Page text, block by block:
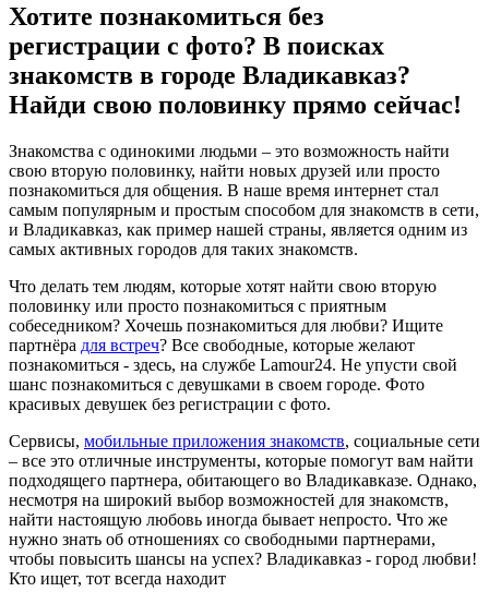
Хотите познакомиться без
регистрации с фото? В поисках
знакомств в городе Владикавказ?
Найди свою половинку прямо сейчас!
Знакомства с одинокими людьми – это возможность найти
свою вторую половинку, найти новых друзей или просто
познакомиться для общения. В наше время интернет стал
самым популярным и простым способом для знакомств в сети,
и Владикавказ, как пример нашей страны, является одним из
самых активных городов для таких знакомств.
Что делать тем людям, которые хотят найти свою вторую
половинку или просто познакомиться с приятным
собеседником? Хочешь познакомиться для любви? Ищите
партнёра для встреч? Все свободные, которые желают
познакомиться - здесь, на службе Lamour24. Не упусти свой
шанс познакомиться с девушками в своем городе. Фото
красивых девушек без регистрации с фото.
Сервисы, мобильные приложения знакомств, социальные сети
– все это отличные инструменты, которые помогут вам найти
подходящего партнера, обитающего во Владикавказе. Однако,
несмотря на широкий выбор возможностей для знакомств,
найти настоящую любовь иногда бывает непросто. Что же
нужно знать об отношениях со свободными партнерами,
чтобы повысить шансы на успех? Владикавказ - город любви!
Кто ищет, тот всегда находит